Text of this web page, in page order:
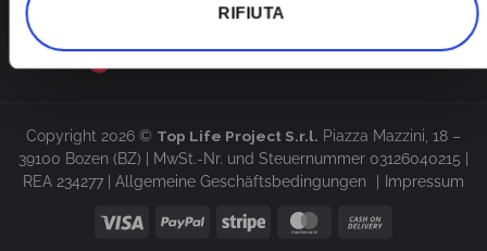
RIFIUTA
Copyright 2026 © Top Life Project S.r.l. Piazza Mazzini, 18 –
39100 Bozen (BZ) | MwSt.-Nr. und Steuernummer 03126040215 |
REA 234277 | Allgemeine Geschäftsbedingungen Impressum